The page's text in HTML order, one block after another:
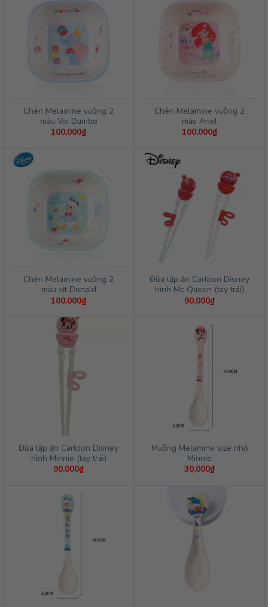
Chén Melamine vuông 2
màu Voi Dumbo
100,000₫
Chén Melamine vuông 2
màu Ariel
100,000₫
Chén Melamine vuông 2
màu vịt Donald
100,000₫
Đũa tập ăn Cartoon Disney
hình Mc Queen (tay trái)
90,000₫
Đũa tập ăn Cartoon Disney
hình Minnie (tay trái)
90,000₫
Muỗng Melamine size nhỏ
Minnie
30,000₫